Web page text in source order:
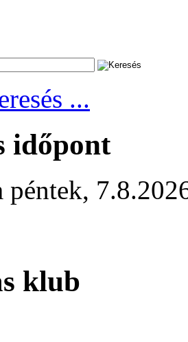
...
időpont
péntek,
klub